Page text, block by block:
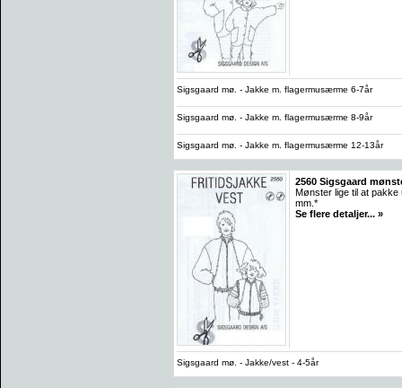
Sigsgaard mø. - Jakke m. flagermusærme 6-7år
Sigsgaard mø. - Jakke m. flagermusærme 8-9år
Sigsgaard mø. - Jakke m. flagermusærme 12-13år
2560 Sigsgaard
Mønster lige til at
mm.*
Se flere detaljer... »
Sigsgaard mø. - Jakke/vest - 4-5år